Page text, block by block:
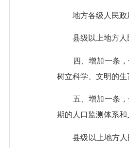
地方各级人民政府
县级以上地方人民
四、增加一条，作
树立科学、文明的
五、增加一条，作
期的人口监测体系和
县级以上地方人民